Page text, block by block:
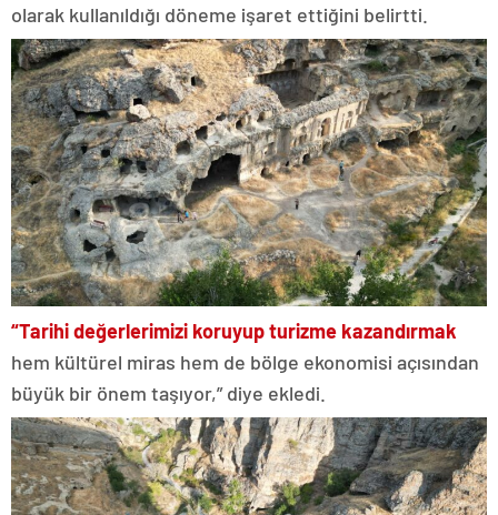
olarak kullanıldığı döneme işaret ettiğini belirtti.
“Tarihi değerlerimizi koruyup turizme kazandırmak
hem kültürel miras hem de bölge ekonomisi açısından
büyük bir önem taşıyor,” diye ekledi.